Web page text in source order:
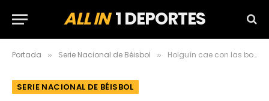
ALL IN1 DEPORTES
Portada » Serie Nacional de Béisbol » Holguín cae con las botas puestas ante Pinar del Río en SNB
SERIE NACIONAL DE BÉISBOL